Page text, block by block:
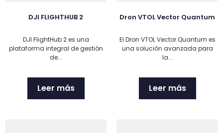
DJI FLIGHTHUB 2
DJI FlightHub 2 es una
plataforma integral de gestión
de...
Leer más
Dron VTOL Vector Quantum
El Dron VTOL Vector Quantum es
una solución avanzada para
la...
Leer más